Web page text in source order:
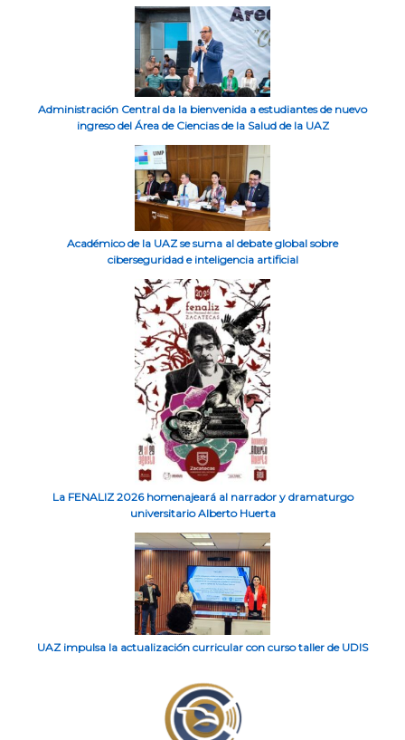
Administración Central da la bienvenida a estudiantes de nuevo
ingreso del Área de Ciencias de la Salud de la UAZ
Académico de la UAZ se suma al debate global sobre
ciberseguridad e inteligencia artificial
La FENALIZ 2026 homenajeará al narrador y dramaturgo
universitario Alberto Huerta
UAZ impulsa la actualización curricular con curso taller de UDIS